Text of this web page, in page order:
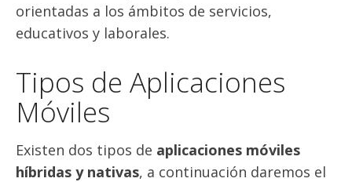
orientadas a los ámbitos de servicios,
educativos y laborales.
Tipos de Aplicaciones
Móviles
Existen dos tipos de aplicaciones móviles
híbridas y nativas, a continuación daremos el